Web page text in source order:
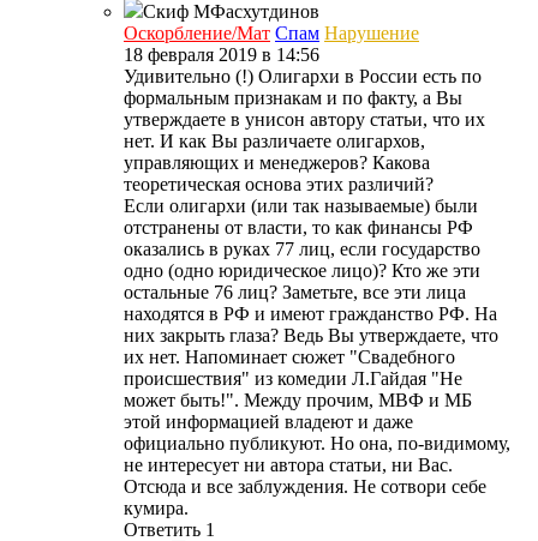
Скиф МФасхутдинов
Оскорбление/Мат Спам Нарушение
18 февраля 2019 в 14:56
Удивительно (!) Олигархи в России есть по
формальным признакам и по факту, а Вы
утверждаете в унисон автору статьи, что их
нет. И как Вы различаете олигархов,
управляющих и менеджеров? Какова
теоретическая основа этих различий?
Если олигархи (или так называемые) были
отстранены от власти, то как финансы РФ
оказались в руках 77 лиц, если государство
одно (одно юридическое лицо)? Кто же эти
остальные 76 лиц? Заметьте, все эти лица
находятся в РФ и имеют гражданство РФ. На
них закрыть глаза? Ведь Вы утверждаете, что
их нет. Напоминает сюжет "Свадебного
происшествия" из комедии Л.Гайдая "Не
может быть!". Между прочим, МВФ и МБ
этой информацией владеют и даже
официально публикуют. Но она, по-видимому,
не интересует ни автора статьи, ни Вас.
Отсюда и все заблуждения. Не сотвори себе
кумира.
Ответить 1